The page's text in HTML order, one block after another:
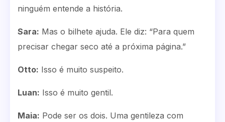
ninguém entende a história.
Sara: Mas o bilhete ajuda. Ele diz: “Para quem
precisar chegar seco até a próxima página.”
Otto: Isso é muito suspeito.
Luan: Isso é muito gentil.
Maia: Pode ser os dois. Uma gentileza com